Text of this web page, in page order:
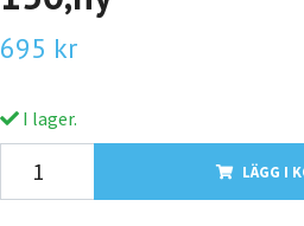
695 kr
I lager.
LÄGG I